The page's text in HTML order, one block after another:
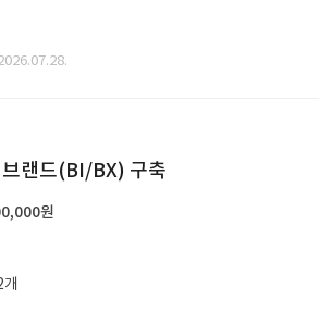
랜드(BI/BX) 구축
원